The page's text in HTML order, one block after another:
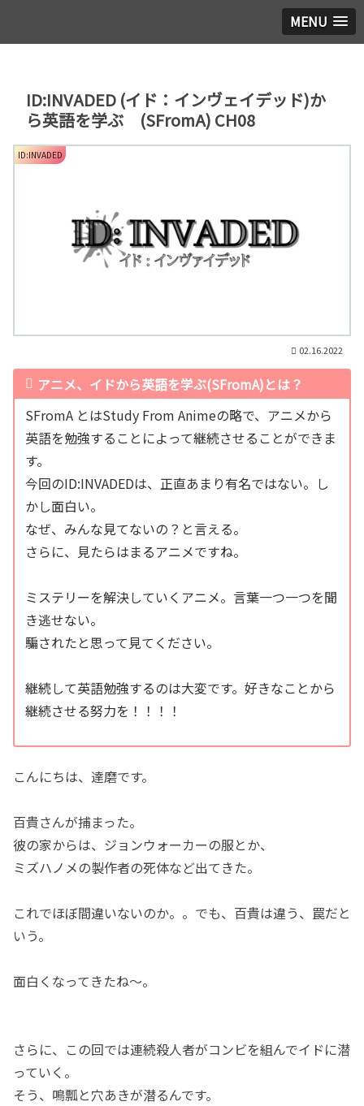
MENU
ID:INVADED (イド：インヴェイデッド)か
ら英語を学ぶ (SFromA) CH08
ID:INVADED
02.16.2022
アニメ、イドから英語を学ぶ(SFromA)とは？
SFromA とはStudy From Animeの略で、アニメから
英語を勉強することによって継続させることができま
す。
今回のID:INVADEDは、正直あまり有名ではない。し
かし面白い。
なぜ、みんな見てないの？と言える。
さらに、見たらはまるアニメですね。
ミステリーを解決していくアニメ。言葉一つ一つを聞
き逃せない。
騙されたと思って見てください。
継続して英語勉強するのは大変です。好きなことから
継続させる努力を！！！！
こんにちは、達磨です。
百貴さんが捕まった。
彼の家からは、ジョンウォーカーの服とか、
ミズハノメの製作者の死体など出てきた。
これでほぼ間違いないのか。。でも、百貴は違う、罠だと
いう。
面白くなってきたね〜。
さらに、この回では連続殺人者がコンビを組んでイドに潜
っていく。
そう、鳴瓢と穴あきが潜るんです。